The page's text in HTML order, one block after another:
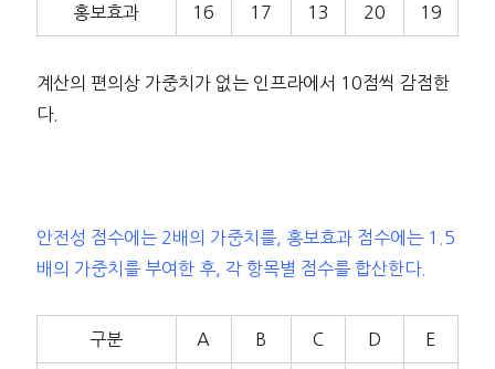
홍보효과 16 17 13 20 19
계산의 편의상 가중치가 없는 인프라에서 10점씩 감점한
다.
안전성 점수에는 2배의 가중치를, 홍보효과 점수에는 1.5
배의 가중치를 부여한 후, 각 항목별 점수를 합산한다.
구분 A B C D E